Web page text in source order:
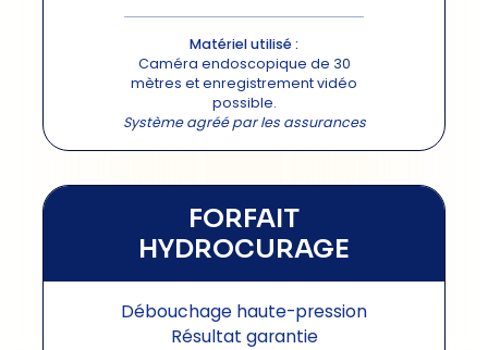
Matériel utilisé :
Caméra endoscopique de 30
mètres et enregistrement vidéo
possible.
Système agréé par les assurances
FORFAIT
HYDROCURAGE
Débouchage haute-pression
Résultat garantie